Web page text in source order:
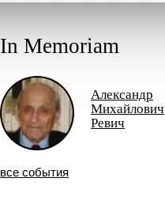
In Memoriam
Александр
Михайлович
Ревич
все события